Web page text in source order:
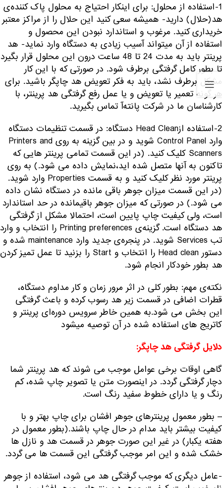
1-استفاده از محلول: برای اینکار احتیاج به محلول پاک کننده‌ی
هد(حلال) دارید- همیشه سعی کنید این حلال را از مراکز معتبر
خریداری کنید. مرغوب و استاندارد نبودن این محصول و
استفاده از آن میتواند آسیب زیادی به دستگاه وارد نماید- هد
پرینتر باید به مدت 24 تا 48 ساعت درون این محلول قرار بگیرد
تا بطور کامل گرفتگی برطرف شود. در صورتی که با این کار
مشکل برطرف نشد، باید به فکر تعویض هد چاپگر باشید. برای
هر گونه تعمیر یا تعویض و یا عمل رفع گرفتگی هد پرینتر، با
کارشناسان ما در شرکت پانته‌آ تماس بگیرید.
2-استفاده ازHead Clean دستگاه: در قسمت تنظیمات دستگاه
وارد Control Panel شوید و در بین گزینه به روی Printers and
Scanners کلیک کنید. (در این قسمت تمامی پرینتر هایی که
تاکنون به آنها متصل شده اید،نمایش داده می شود.) به روی
پرینتر مورد نظر کلیک کنید و به قسمت Properties وارد شوید.
(در این قسمت میزان جوهر باقی مانده در دستگاه نشان داده
می شود.) در صورتی که میزان جوهر باقیمانده در حد استاندارد
است، ولی کیفیت چاپ پایین است، احتمالا مشکل از گرفتگی
هد دستگاه است. گزینه‌ی Printing preferences را انتخاب و وارد
تب Services شوید. در پنجره‌ی جدید وارد maintenance شده و
دستور Head clean را انتخاب و Start را بزنید تا عمل تمیز کردن
هد بطور خودکار انجام شود.
نکته‌ی مهم: بطور کلی در اثر مرور زمان و کار مداوم دستگاه،
قطرات اضافی در قسمت زیر هد رسوب کرده و باعث گرفتگی
این بخش می شود.به همین خاطر سرویس دوره‌ای پرینتر و
کاتریج های استفاده شده در آن توصیه میشود
دلایل گرفتگی هد چاپگر:
گاهی اوقات برخی عوامل موجب می شوند که هد پرینتر شما
دچار گرفتگی گردد. در اینصورت متن یا تصویر چاپ شده، کم
رنگ و یا دارای خطوط سفید رنگ است.
– بطور معمول پرینترهای جوهر افشان برای چاپ بهتر و با
کیفیت بیشتر باید مدام در حال چاپ باشند.(بطور معمول در
هفته یکبار) در غیر این صورت جوهر در قسمت هد و نازل ها
خشک شده و این امر موجب گرفتگی این قسمت ها می گردد.
-عامل دیگری که موجب گرفتگی هد می شود، استفاده از جوهر